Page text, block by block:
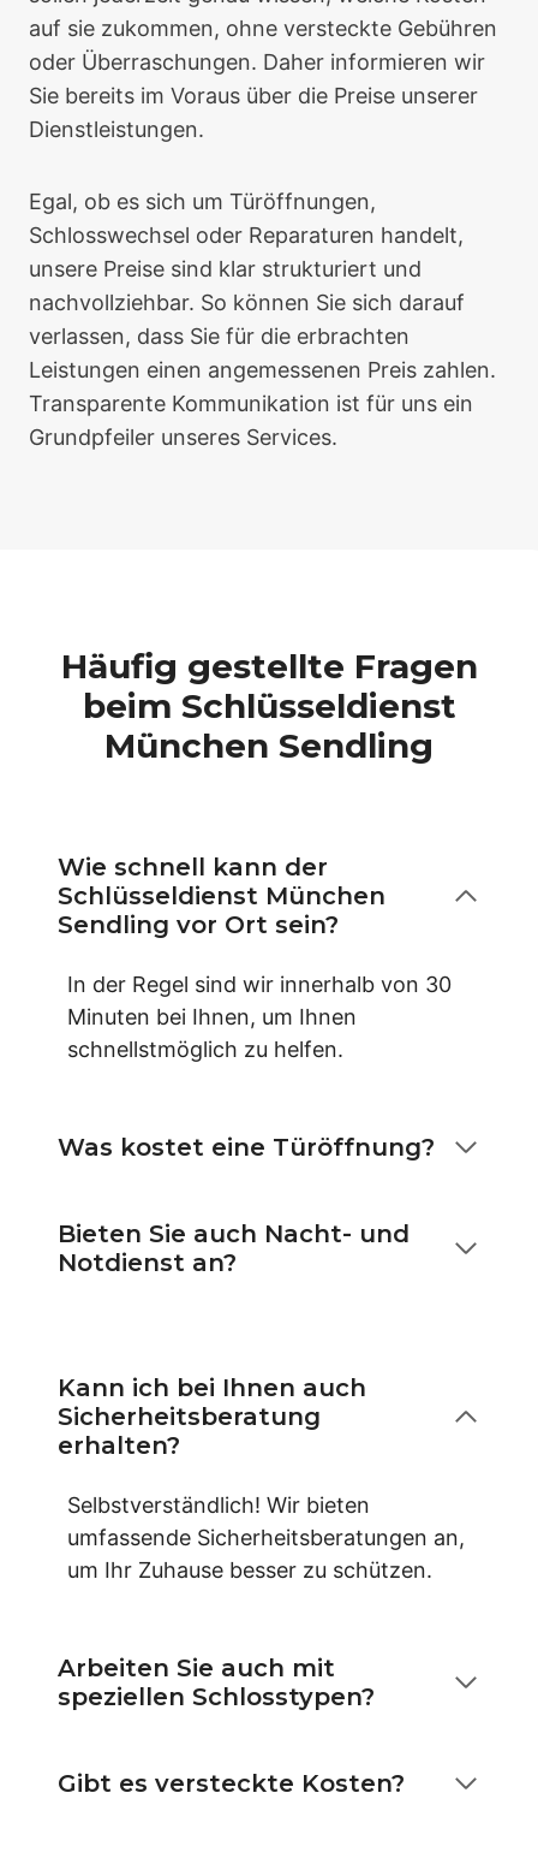
auf sie zukommen, ohne versteckte Gebühren
oder Überraschungen. Daher informieren wir
Sie bereits im Voraus über die Preise unserer
Dienstleistungen.
Egal, ob es sich um Türöffnungen,
Schlosswechsel oder Reparaturen handelt,
unsere Preise sind klar strukturiert und
nachvollziehbar. So können Sie sich darauf
verlassen, dass Sie für die erbrachten
Leistungen einen angemessenen Preis zahlen.
Transparente Kommunikation ist für uns ein
Grundpfeiler unseres Services.
Häufig gestellte Fragen
beim Schlüsseldienst
München Sendling
Wie schnell kann der
Schlüsseldienst München
Sendling vor Ort sein?
In der Regel sind wir innerhalb von 30
Minuten bei Ihnen, um Ihnen
schnellstmöglich zu helfen.
Was kostet eine Türöffnung?
Bieten Sie auch Nacht- und
Notdienst an?
Kann ich bei Ihnen auch
Sicherheitsberatung
erhalten?
Selbstverständlich! Wir bieten
umfassende Sicherheitsberatungen an,
um Ihr Zuhause besser zu schützen.
Arbeiten Sie auch mit
speziellen Schlosstypen?
Gibt es versteckte Kosten?